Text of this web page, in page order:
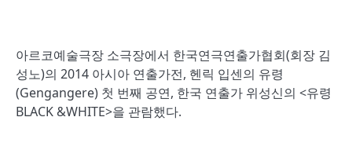
아르코예술극장 소극장에서 한국연극연출가협회(회장 김
성노)의 2014 아시아 연출가전, 헨릭 입센의 유령
(Gengangere) 첫 번째 공연, 한국 연출가 위성신의 <유령
BLACK &WHITE>을 관람했다.